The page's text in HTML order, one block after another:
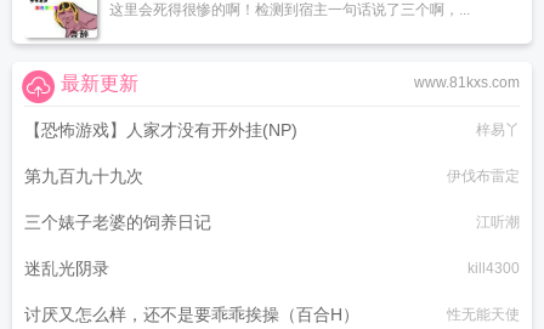
这里会死得很惨的啊！检测到宿主一句话说了三个啊，...
www.81kxs.com
最新更新
【恐怖游戏】人家才没有开外挂(NP) 梓易丫
第九百九十九次 伊伐布雷定
三个婊子老婆的饲养日记 江听潮
迷乱光阴录 kill4300
讨厌又怎么样，还不是要乖乖挨操（百合H） 性无能天使